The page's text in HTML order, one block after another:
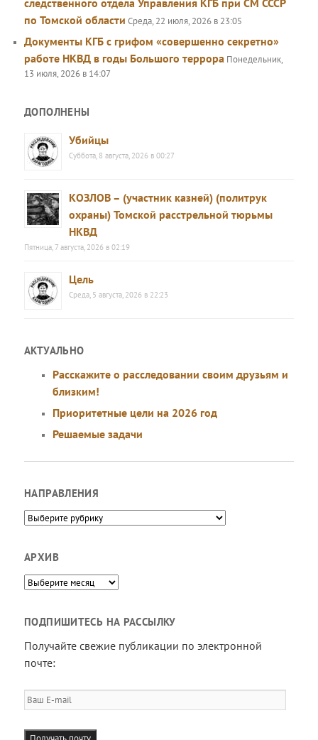
следственного отдела Управления КГБ при СМ СССР
по Томской области Среда, 22 июля, 2026 в 23:05
Документы КГБ с грифом «совершенно секретно»
работе НКВД в годы Большого террора Понедельник,
13 июля, 2026 в 14:07
ДОПОЛНЕНЫ
Убийцы
Суббота, 8 августа, 2026 в 00:27
КОЗЛОВ – (участник казней) (политрук
охраны) Томской расстрельной тюрьмы
НКВД
Пятница, 7 августа, 2026 в 02:19
Цель
Среда, 5 августа, 2026 в 22:23
АКТУАЛЬНО
Расскажите о расследовании своим друзьям и
близким!
Приоритетные цели на 2026 год
Решаемые задачи
НАПРАВЛЕНИЯ
Направления
АРХИВ
Архив
ПОДПИШИТЕСЬ НА РАССЫЛКУ
Получайте свежие публикации по электронной
почте:
Ваш
E-
mail